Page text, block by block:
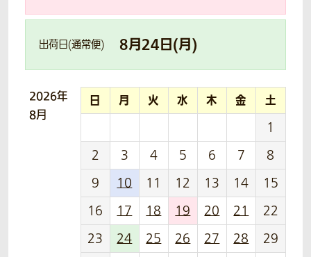
出荷日(通常便) 8月24日(月)
2026年
8月
日 月 火 水 木 金 土
1
2
3 4 5 6 7
8
9
10 11 12 13 14
15
16
17 18 19 20 21
22
23
24 25 26 27 28
29